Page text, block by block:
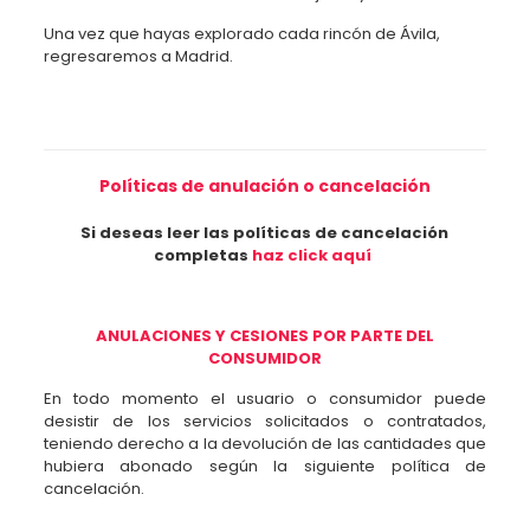
Una vez que hayas explorado cada rincón de Ávila,
regresaremos a Madrid.
Políticas de anulación o cancelación
Si deseas leer las políticas de cancelación
completas haz click aquí
ANULACIONES Y CESIONES POR PARTE DEL
CONSUMIDOR
En todo momento el usuario o consumidor puede
desistir de los servicios solicitados o contratados,
teniendo derecho a la devolución de las cantidades que
hubiera abonado según la siguiente política de
cancelación.